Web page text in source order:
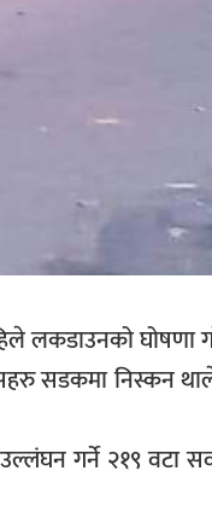
लकडाउनको घोषणा
सडकमा निस्कन
गर्ने २१९ वटा